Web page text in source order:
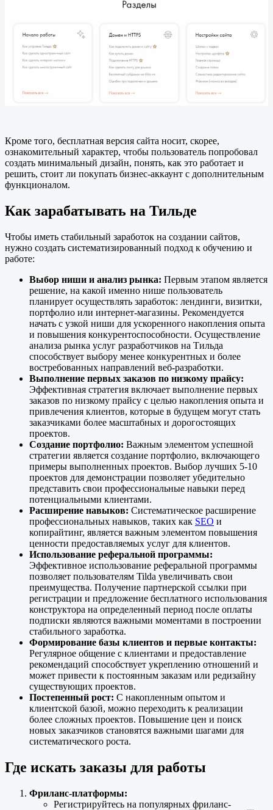
Кроме того, бесплатная версия сайта носит, скорее,
ознакомительный характер, чтобы пользователь попробовал
создать минимальный дизайн, понять, как это работает и
решить, стоит ли покупать бизнес-аккаунт с дополнительным
функционалом.
Как зарабатывать на Тильде
Чтобы иметь стабильный заработок на создании сайтов,
нужно создать систематизированный подход к обучению и
работе:
Выбор ниши и анализ рынка: Первым этапом является
решение, на какой именно нише пользователь
планирует осуществлять заработок: лендинги, визитки,
портфолио или интернет-магазины. Рекомендуется
начать с узкой ниши для ускоренного накопления опыта
и повышения конкурентоспособности. Осуществление
анализа рынка услуг разработчиков на Тильда
способствует выбору менее конкурентных и более
востребованных направлений веб-разработки.
Выполнение первых заказов по низкому прайсу:
Эффективная стратегия включает выполнение первых
заказов по низкому прайсу с целью накопления опыта и
привлечения клиентов, которые в будущем могут стать
заказчиками более масштабных и дорогостоящих
проектов.
Создание портфолио: Важным элементом успешной
стратегии является создание портфолио, включающего
примеры выполненных проектов. Выбор лучших 5-10
проектов для демонстрации позволяет убедительно
представить свои профессиональные навыки перед
потенциальными клиентами.
Расширение навыков: Систематическое расширение
профессиональных навыков, таких как SEO и
копирайтинг, является важным элементом повышения
ценности предоставляемых услуг для клиентов.
Использование реферальной программы:
Эффективное использование реферальной программы
позволяет пользователям Tilda увеличивать свои
преимущества. Получение партнерской ссылки при
регистрации и предложение бесплатного использования
конструктора на определенный период после оплаты
подписки являются важными моментами в построении
стабильного заработка.
Формирование базы клиентов и первые контакты:
Регулярное общение с клиентами и предоставление
рекомендаций способствует укреплению отношений и
может привести к постоянным заказам или редизайну
существующих проектов.
Постепенный рост: С накопленным опытом и
клиентской базой, можно переходить к реализации
более сложных проектов. Повышение цен и поиск
новых заказчиков становятся важными шагами для
систематического роста.
Где искать заказы для работы
Фриланс-платформы:
Регистрируйтесь на популярных фриланс-